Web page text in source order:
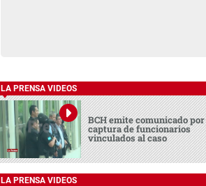
LA PRENSA VIDEOS
BCH emite comunicado por
captura de funcionarios
vinculados al caso
LA PRENSA VIDEOS